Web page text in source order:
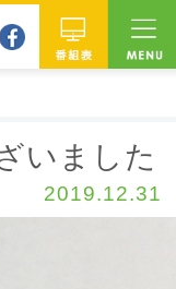
twitterfacebook
いました
2019.12.31